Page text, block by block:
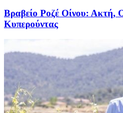
Βραβείο Ροζέ Οίνου: Ακτή,
Κυπερούντας